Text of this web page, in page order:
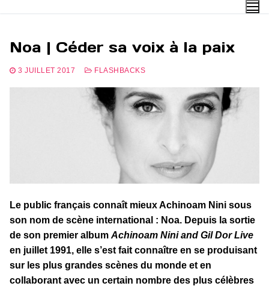
Noa | Céder sa voix à la paix
3 JUILLET 2017 FLASHBACKS
Le public français connaît mieux Achinoam Nini sous
son nom de scène international : Noa. Depuis la sortie
de son premier album Achinoam Nini and Gil Dor Live
en juillet 1991, elle s’est fait connaître en se produisant
sur les plus grandes scènes du monde et en
collaborant avec un certain nombre des plus célèbres